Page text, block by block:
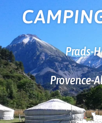
Prads-
Provence-